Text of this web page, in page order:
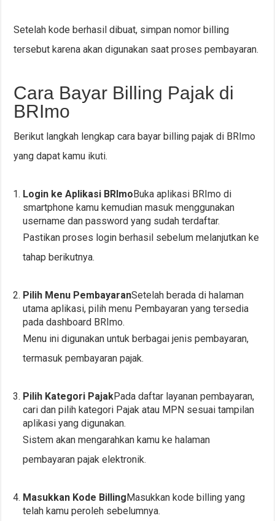
Setelah kode berhasil dibuat, simpan nomor billing
tersebut karena akan digunakan saat proses pembayaran.
Cara Bayar Billing Pajak di
BRImo
Berikut langkah lengkap cara bayar billing pajak di BRImo
yang dapat kamu ikuti.
Login ke Aplikasi BRImoBuka aplikasi BRImo di
smartphone kamu kemudian masuk menggunakan
username dan password yang sudah terdaftar.
Pastikan proses login berhasil sebelum melanjutkan ke
tahap berikutnya.
Pilih Menu PembayaranSetelah berada di halaman
utama aplikasi, pilih menu Pembayaran yang tersedia
pada dashboard BRImo.
Menu ini digunakan untuk berbagai jenis pembayaran,
termasuk pembayaran pajak.
Pilih Kategori PajakPada daftar layanan pembayaran,
cari dan pilih kategori Pajak atau MPN sesuai tampilan
aplikasi yang digunakan.
Sistem akan mengarahkan kamu ke halaman
pembayaran pajak elektronik.
Masukkan Kode BillingMasukkan kode billing yang
telah kamu peroleh sebelumnya.